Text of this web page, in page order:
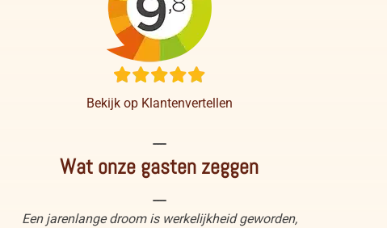
Bekijk op Klantenvertellen
----
Wat onze gasten zeggen
----
Een jarenlange droom is werkelijkheid geworden,